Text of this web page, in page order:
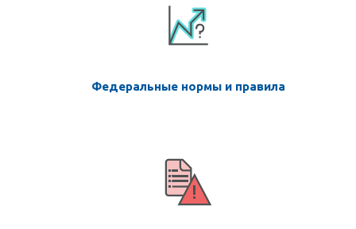
Федеральные нормы и правила